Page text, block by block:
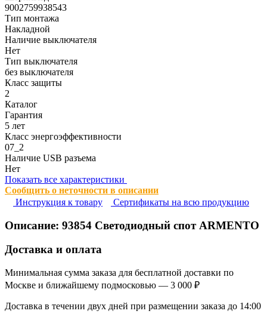
9002759938543
Тип монтажа
Накладной
Наличие выключателя
Нет
Тип выключателя
без выключателя
Класс защиты
2
Каталог
Гарантия
5 лет
Класс энергоэффективности
07_2
Наличие USB разъема
Нет
Показать все характеристики
Сообщить о неточности в описании
Инструкция к товару
Сертификаты на всю продукцию
Описание: 93854 Светодиодный спот ARMENTO
Доставка и оплата
Минимальная сумма заказа для бесплатной доставки по
Москве и ближайшему подмосковью — 3 000 ₽
Доставка в течении двух дней при размещении заказа до 14:00